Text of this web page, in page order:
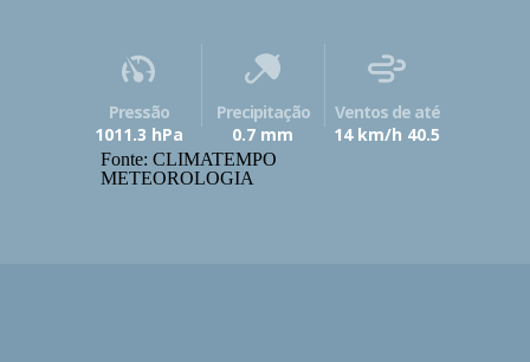
Pressão
1011.3 hPa
Precipitação
0.7 mm
Ventos de até
14 km/h 40.5
Fonte: CLIMATEMPO
METEOROLOGIA